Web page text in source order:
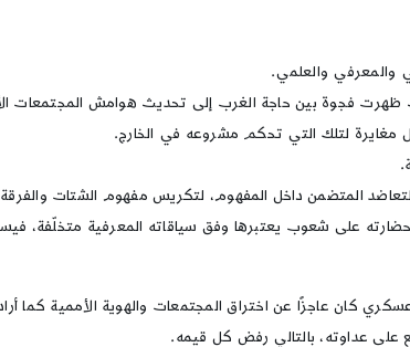
والمعرفي والعلمي.
حيث ظهرت فجوة بين حاجة الغرب إلى تحديث هوامش المجتمعات
مغايرة لتلك التي تحكم مشروعه في الخارج.
المتضمن داخل المفهوم، لتكريس مفهوم الشتات
على شعوب يعتبرها وفق سياقاته المعرفية متخلّفة،
كان عاجزًا عن اختراق المجتمعات والهوية الأممية كما
عداوته، بالتالي رفض كل قيمه.